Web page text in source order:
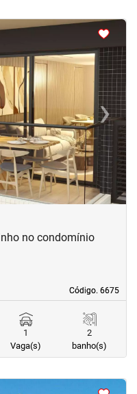
›Next
Código. 6675
Código. 6675
no condomínio
1
Vaga(s)
2
banho(s)